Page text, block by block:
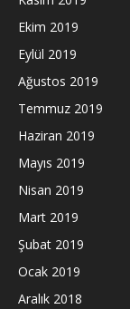
Ekim 2019
Eylül 2019
Ağustos 2019
Temmuz 2019
Haziran 2019
Mayıs 2019
Nisan 2019
Mart 2019
Şubat 2019
Ocak 2019
Aralık 2018